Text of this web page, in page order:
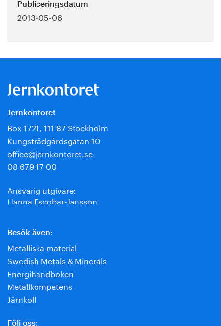
Publiceringsdatum
2013-05-06
Jernkontoret
Box 1721, 111 87 Stockholm
Kungsträdgårdsgatan 10
office@jernkontoret.se
08 679 17 00
Ansvarig utgivare:
Hanna Escobar-Jansson
Besök även:
Metalliska material
Swedish Metals & Minerals
Energihandboken
Metallkompetens
Järnkoll
Följ oss: